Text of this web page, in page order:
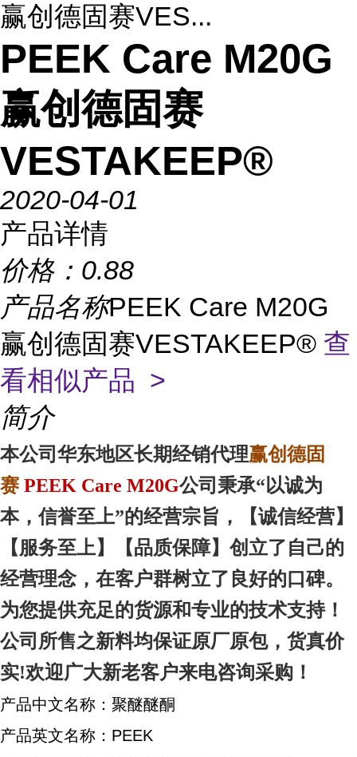
赢创德固赛VES...
PEEK Care M20G
赢创德固赛
VESTAKEEP®
2020-04-01
产品详情
价格： 0.88
产品名称PEEK Care M20G
赢创德固赛VESTAKEEP® 查
看相似产品 >
简介
本公司华东地区长期经销代理赢创德固
赛PEEK Care M20G公司秉承“以诚为
本，信誉至上”的经营宗旨，【诚信经营】
【服务至上】【品质保障】创立了自己的
经营理念，在客户群树立了良好的口碑。
为您提供充足的货源和专业的技术支持！
公司所售之新料均保证原厂原包，货真价
实!欢迎广大新老客户来电咨询采购！
产品中文名称：聚醚醚酮
产品英文名称：PEEK